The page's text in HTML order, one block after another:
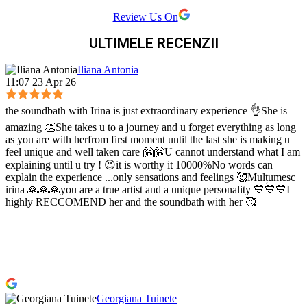
Review Us On
ULTIMELE RECENZII
Iliana Antonia
11:07 23 Apr 26
the soundbath with Irina is just extraordinary experience 👌She is
amazing 👏She takes u to a journey and u forget everything as long
as you are with herfrom first moment until the last she is making u
feel unique and well taken care 🤗🤗U cannot understand what I am
explaining until u try ! 😉it is worthy it 10000%No words can
explain the experience ...only sensations and feelings 🥰Mulțumesc
irina 🙏🙏🙏you are a true artist and a unique personality 💙💙💙I
highly RECCOMEND her and the soundbath with her 🥰
Georgiana Tuinete